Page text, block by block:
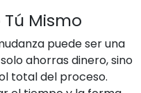
Mismo
puede ser una
ahorras dinero, sino
total del proceso.